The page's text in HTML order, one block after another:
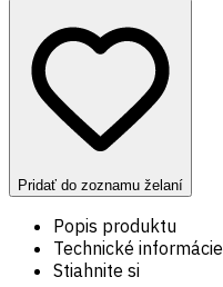
Pridať do zoznamu želaní
Popis produktu
Technické informácie
Stiahnite si